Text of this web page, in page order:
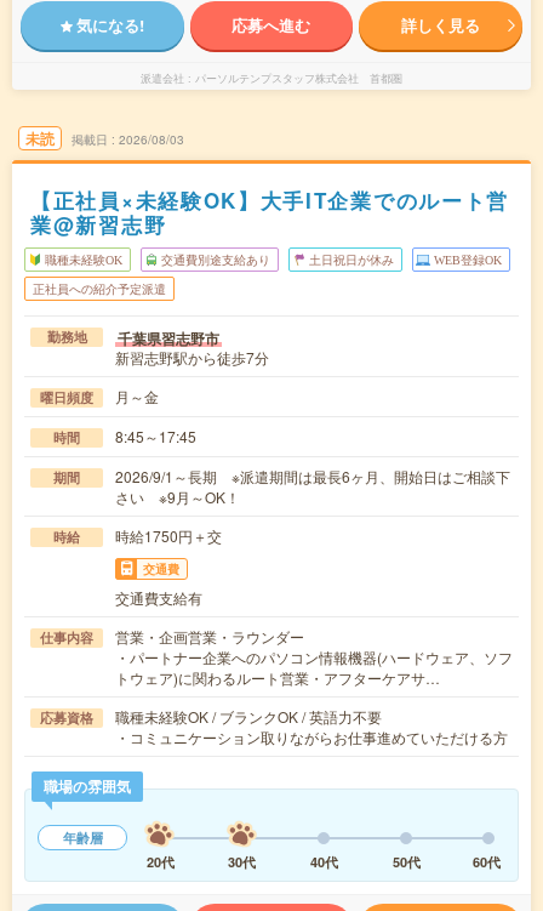
気になる! 応募へ進む 詳しく見る
派遣会社 パーソルテンプスタッフ株式会社 首都圏
未読 掲載日 2026/08/03
【正社員×未経験OK】大手IT企業でのルート営
業@新習志野
職種未経験OK 交通費別途支給あり 土日祝日が休み WEB登録OK
正社員への紹介予定派遣
勤務地 千葉県習志野市
新習志野駅から徒歩7分
曜日頻度 月～金
時間 8:45～17:45
期間
2026/9/1～長期 ※派遣期間は最長6ヶ月、開始日はご相談下
さい ※9月～OK！
時給 時給1750円＋交
交通費
交通費支給有
仕事内容
営業・企画営業・ラウンダー
・パートナー企業へのパソコン情報機器(ハードウェア、ソフ
トウェア)に関わるルート営業・アフターケアサ…
応募資格
職種未経験OK / ブランクOK / 英語力不要
・コミュニケーション取りながらお仕事進めていただける方
職場の雰囲気
年齢層
20代
30代 40代 50代 60代